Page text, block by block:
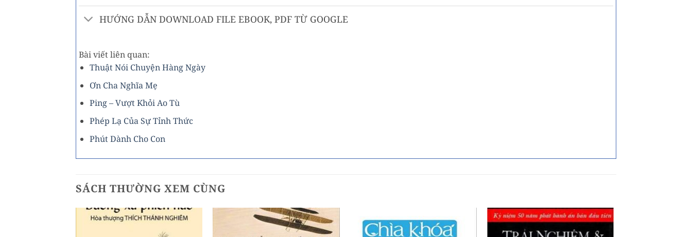
HƯỚNG DẪN DOWNLOAD FILE EBOOK, PDF TỪ GOOGLE
Bài viết liên quan:
Thuật Nói Chuyện Hàng Ngày
Ơn Cha Nghĩa Mẹ
Ping – Vượt Khỏi Ao Tù
Phép Lạ Của Sự Tỉnh Thức
Phút Dành Cho Con
SÁCH THƯỜNG XEM CÙNG